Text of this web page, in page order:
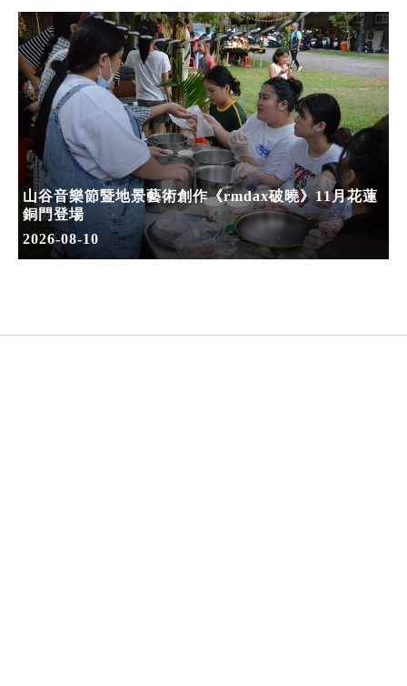
山谷音樂節暨地景藝術創作《rmdax破曉》11月花蓮
銅門登場
2026-08-10